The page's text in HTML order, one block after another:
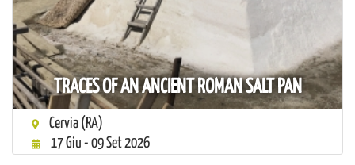
TRACES OF AN ANCIENT ROMAN SALT PAN
Cervia (RA)
17 Giu - 09 Set 2026